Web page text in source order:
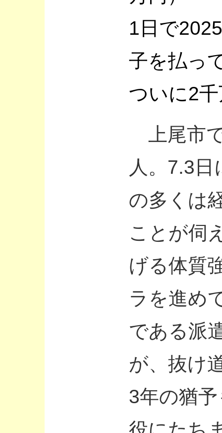
1日で
子を払っ
ついに2
上尾市
人。7.3
の多くは
ことが伺
げる体質
ラを進め
である派
が、抜け
3年の猶